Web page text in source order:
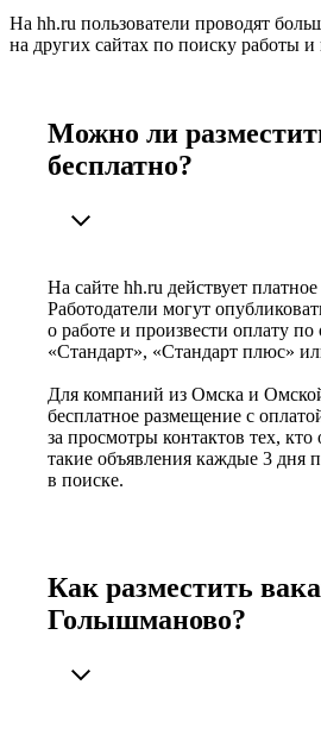
На hh.ru пользователи проводят
на других сайтах по поиску работы и
Можно ли
бесплатно?
На сайте hh.ru действует
Работодатели могут
о работе и произвести оплату
«Стандарт», «Стандарт плюс»
Для компаний из Омска и
бесплатное размещение с
за просмотры контактов тех,
такие объявления каждые 3 дня
в поиске.
Как разместить
Голышманово?